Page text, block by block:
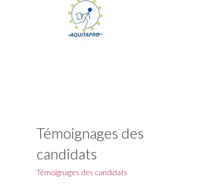
Témoignages des
candidats
Témoignages des candidats